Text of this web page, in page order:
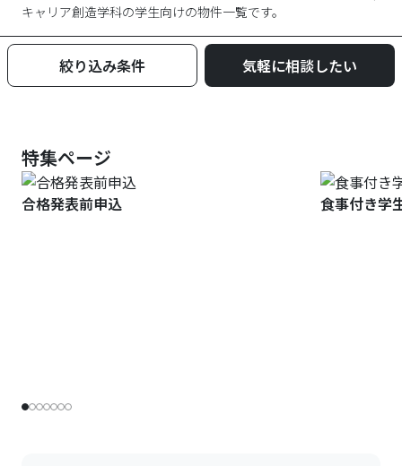
キャリア創造学科の学生向けの物件一覧です。
絞り込み条件 気軽に相談したい
特集ページ
合格発表前申込 食事付き学